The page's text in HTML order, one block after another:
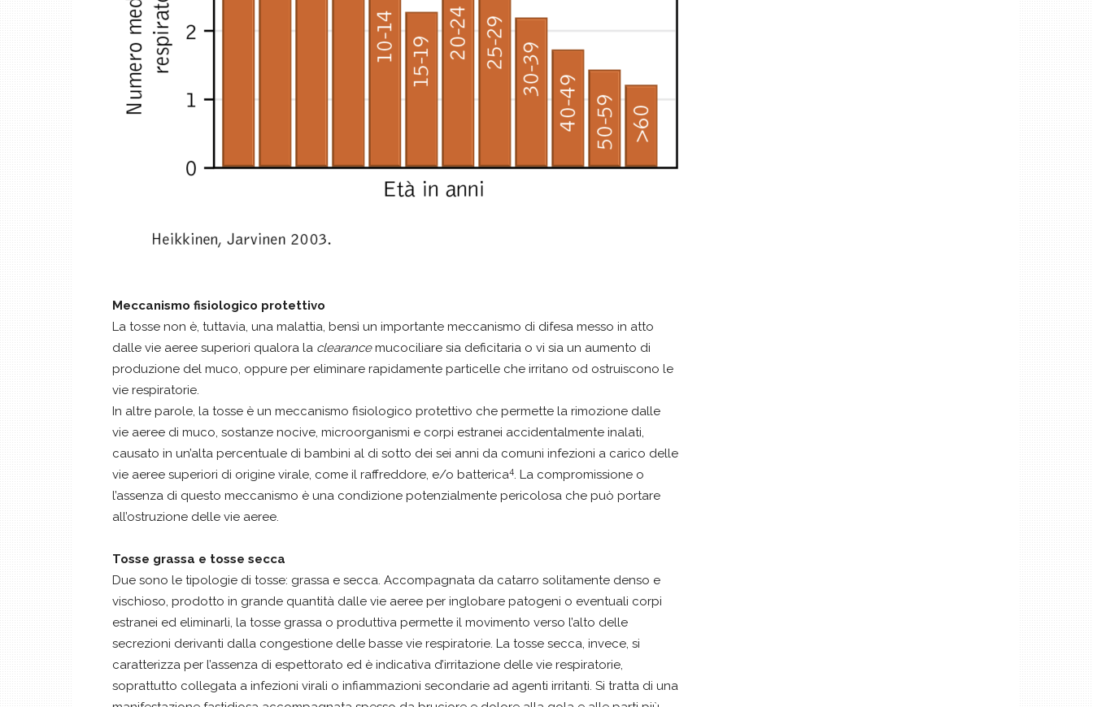
Meccanismo fisiologico protettivo
La tosse non è, tuttavia, una malattia, bensì un importante meccanismo di difesa messo in atto
dalle vie aeree superiori qualora la clearancemucociliare sia deficitaria o vi sia un aumento di
produzione del muco, oppure per eliminare rapidamente particelle che irritano od ostruiscono le
vie respiratorie.
In altre parole, la tosse è un meccanismo fisiologico protettivo che permette la rimozione dalle
vie aeree di muco, sostanze nocive, microorganismi e corpi estranei accidentalmente inalati,
causato in un’alta percentuale di bambini al di sotto dei sei anni da comuni infezioni a carico delle
vie aeree superiori di origine virale, come il raffreddore, e/o batterica4. La compromissione o
l’assenza di questo meccanismo è una condizione potenzialmente pericolosa che può portare
all’ostruzione delle vie aeree.
Tosse grassa e tosse secca
Due sono le tipologie di tosse: grassa e secca. Accompagnata da catarro solitamente denso e
vischioso, prodotto in grande quantità dalle vie aeree per inglobare patogeni o eventuali corpi
estranei ed eliminarli, la tosse grassa o produttiva permette il movimento verso l’alto delle
secrezioni derivanti dalla congestione delle basse vie respiratorie. La tosse secca, invece, si
caratterizza per l’assenza di espettorato ed è indicativa d’irritazione delle vie respiratorie,
soprattutto collegata a infezioni virali o infiammazioni secondarie ad agenti irritanti. Si tratta di una